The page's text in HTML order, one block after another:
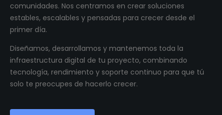
comunidades. Nos centramos en crear soluciones
estables, escalables y pensadas para crecer desde el
primer día.
Diseñamos, desarrollamos y mantenemos toda la
infraestructura digital de tu proyecto, combinando
tecnología, rendimiento y soporte continuo para que tú
solo te preocupes de hacerlo crecer.